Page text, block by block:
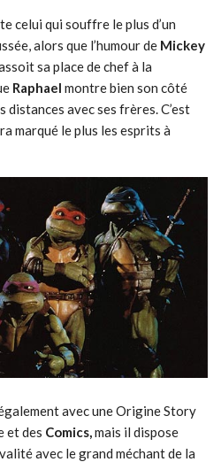
celui qui souffre le plus d’un
alors que l’humour de Mickey
sa place de chef à la
Raphael montre bien son côté
distances avec ses frères. C’est
marqué le plus les esprits à
avec une Origine Story
et des Comics, mais il dispose
avec le grand méchant de la